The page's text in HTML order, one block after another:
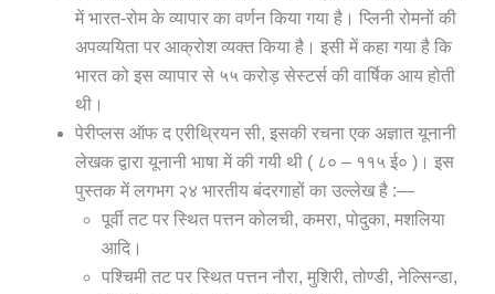
में भारत-रोम के व्यापार का वर्णन किया गया है। प्लिनी रोमनों की
अपव्ययिता पर आक्रोश व्यक्त किया है। इसी में कहा गया है कि
भारत को इस व्यापार से ५५ करोड़ सेस्टर्स की वार्षिक आय होती
थी।
पेरीप्लस ऑफ द एरीथ्रियन सी, इसकी रचना एक अज्ञात यूनानी
लेखक द्वारा यूनानी भाषा में की गयी थी ( ८० – ११५ ई० )। इस
पुस्तक में लगभग २४ भारतीय बंदरगाहों का उल्लेख है :—
पूर्वी तट पर स्थित पत्तन कोलची, कमरा, पोदुका, मशलिया
आदि।
पश्चिमी तट पर स्थित पत्तन नौरा, मुशिरी, तोण्डी, नेल्सिन्डा,